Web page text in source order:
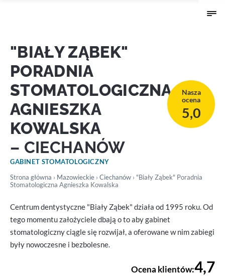
"BIAŁY ZĄBEK"
PORADNIA
STOMATOLOGICZNA
AGNIESZKA
KOWALSKA
– CIECHANÓW
GABINET STOMATOLOGICZNY
Nasza
ocena
5,0
Strona główna › Mazowieckie › Ciechanów › "Biały Ząbek" Poradnia
Stomatologiczna Agnieszka Kowalska
Centrum dentystyczne "Biały Ząbek" działa od 1995 roku. Od
tego momentu założyciele dbają o to aby gabinet
stomatologiczny ciągle się rozwijał, a oferowane w nim zabiegi
były nowoczesne i bezbolesne.
Ocena klientów:4,7